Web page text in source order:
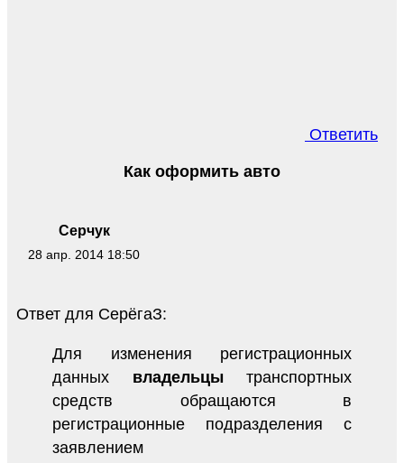
Ответить
Серчук
28 апр. 2014 18:50
Как оформить авто
Ответ для СерёгаЗ:
Для изменения регистрационных
данных владельцытранспортных
средств обращаются в
регистрационные подразделения с
заявлением